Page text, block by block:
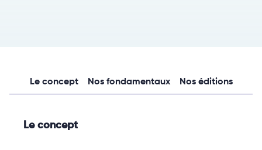
Le concept Nos fondamentaux Nos éditions
Le concept